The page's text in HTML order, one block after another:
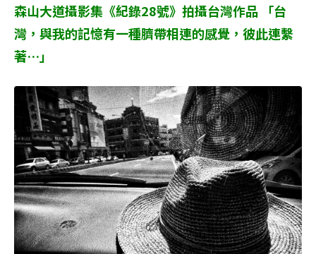
森山大道攝影集《紀錄28號》拍攝台灣作品 「台
灣，與我的記憶有一種臍帶相連的感覺，彼此連繫
著…」